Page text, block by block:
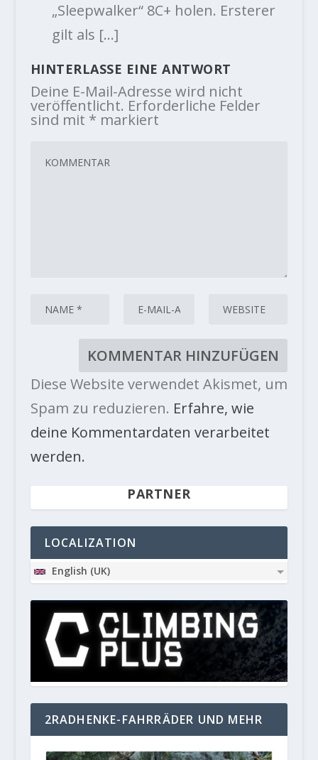
„Sleepwalker“ 8C+ holen. Ersterer
gilt als […]
HINTERLASSE EINE ANTWORT
Deine E-Mail-Adresse wird nicht
veröffentlicht. Erforderliche Felder
sind mit * markiert
Diese Website verwendet Akismet, um
Spam zu reduzieren. Erfahre, wie
deine Kommentardaten verarbeitet
werden.
PARTNER
LOCALIZATION
English (UK)
2RADHENKE-FAHRRÄDER UND MEHR